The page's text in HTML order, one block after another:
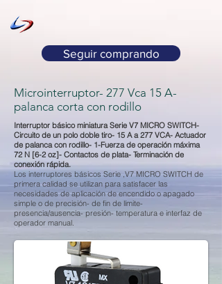
Seguir comprando
Microinterruptor- 277 Vca 15 A-
palanca corta con rodillo
Interruptor básico miniatura Serie V7 MICRO SWITCH-
Circuito de un polo doble tiro- 15 A a 277 VCA- Actuador
de palanca con rodillo- 1-Fuerza de operación máxima
72 N [6-2 oz]- Contactos de plata- Terminación de
conexión rápida.
Los interruptores básicos Serie ,V7 MICRO SWITCH de
primera calidad se utilizan para satisfacer las
necesidades de aplicación de encendido o apagado
simple o de precisión- de fin de límite-
presencia/ausencia- presión- temperatura e interfaz de
operador manual.